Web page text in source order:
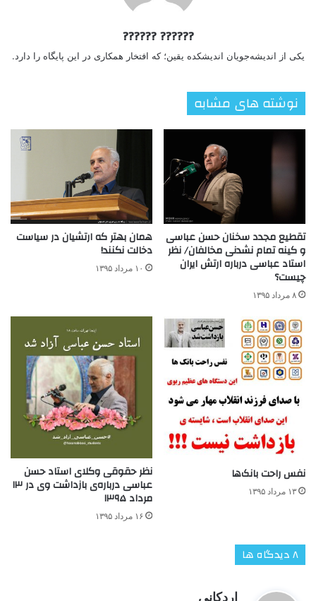
?????? ??????
یکی از اندیشه‌جویان اندیشکده یقین؛ که افتخار همکاری در این پایگاه را دارد.
نوشته های مشابه
تقطیع مجدد سخنان حسن عباسی
و کینه تمام نشدنی مخالفان/ نظر
استاد عباسی درباره ارتش ایران
چیست؟
۸ مرداد ۱۳۹۵
همان بهتر که ارتشیان در سیاست
دخالت نکنند!
۱۰ مرداد ۱۳۹۵
نفس راحت بانک‌ها
۱۳ مرداد ۱۳۹۵
نظر حقوقی وکلای استاد حسن
عباسی درباره‌ی بازداشت وی در ۱۳
مرداد ۱۳۹۵
۱۶ مرداد ۱۳۹۵
‫۸ دیدگاه ها
اردکانی